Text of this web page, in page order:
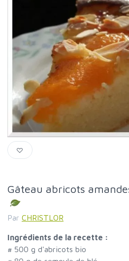
Gâteau abricots
Par CHRISTLOR
Ingrédients de la recette :
# 500 g d'abricots bio